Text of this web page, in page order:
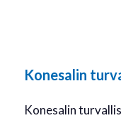
Konesalin
Konesalin